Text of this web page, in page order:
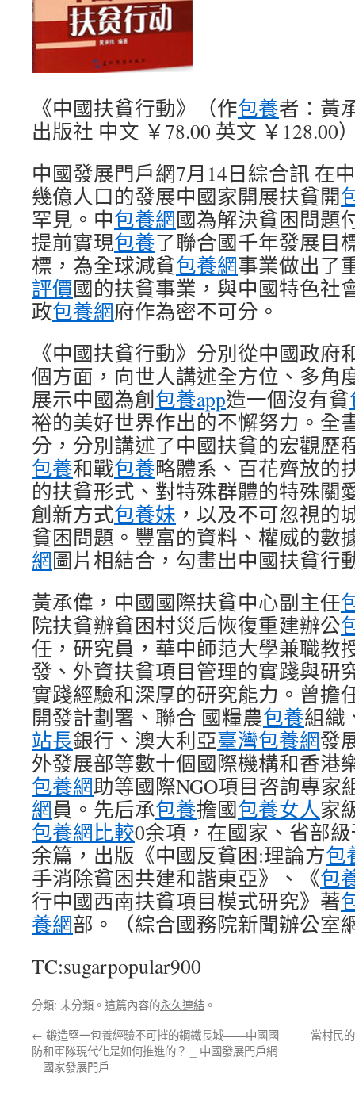
《中國扶貧行動》（作包養者：黃
出版社 中文 ￥78.00 英文 ￥128.00
中國發展門戶網7月14日綜合訊 在
幾億人口的發展中國家開展扶貧開
罕見。中包養網國為解決貧困問題
提前實現包養了聯合國千年發展目
標，為全球減貧包養網事業做出了
評價國的扶貧事業，與中國特色社
政包養網府作為密不可分。
《中國扶貧行動》分別從中國政府
個方面，向世人講述全方位、多角
展示中國為創包養app造一個沒有貧
裕的美好世界作出的不懈努力。全
分，分別講述了中國扶貧的宏觀歷
包養和戰包養略體系、百花齊放的
的扶貧形式、對特殊群體的特殊關
創新方式包養妹 ，以及不可忽視的
貧困問題。豐富的資料、權威的數
網圖片相結合，勾畫出中國扶貧行
黃承偉，中國國際扶貧中心副主任
院扶貧辦貧困村災后恢復重建辦公
任，研究員，華中師范大學兼職教
發、外資扶貧項目管理的實踐與研
實踐經驗和深厚的研究能力。曾擔
開發計劃署、聯合 國糧農包養組織
站長銀行、澳大利亞臺灣包養網發
外發展部等數十個國際機構和香港
包養網助等國際NGO項目咨詢專家
網員。先后承包養擔國包養女人家
包養網比較0余項，在國家、省部
余篇，出版《中國反貧困:理論方包
手消除貧困共建和諧東亞》、《包
行中國西南扶貧項目模式研究》著
養網部。（綜合國務院新聞辦公室
TC:sugarpopular900
分類: 未分類。這篇內容的永久連結 。
← 鍛造堅一包養經驗不可摧的鋼鐵長城——中國國
防和軍隊現代化是如何推進的？ _ 中國發展門戶網
－國家發展門戶
當村民